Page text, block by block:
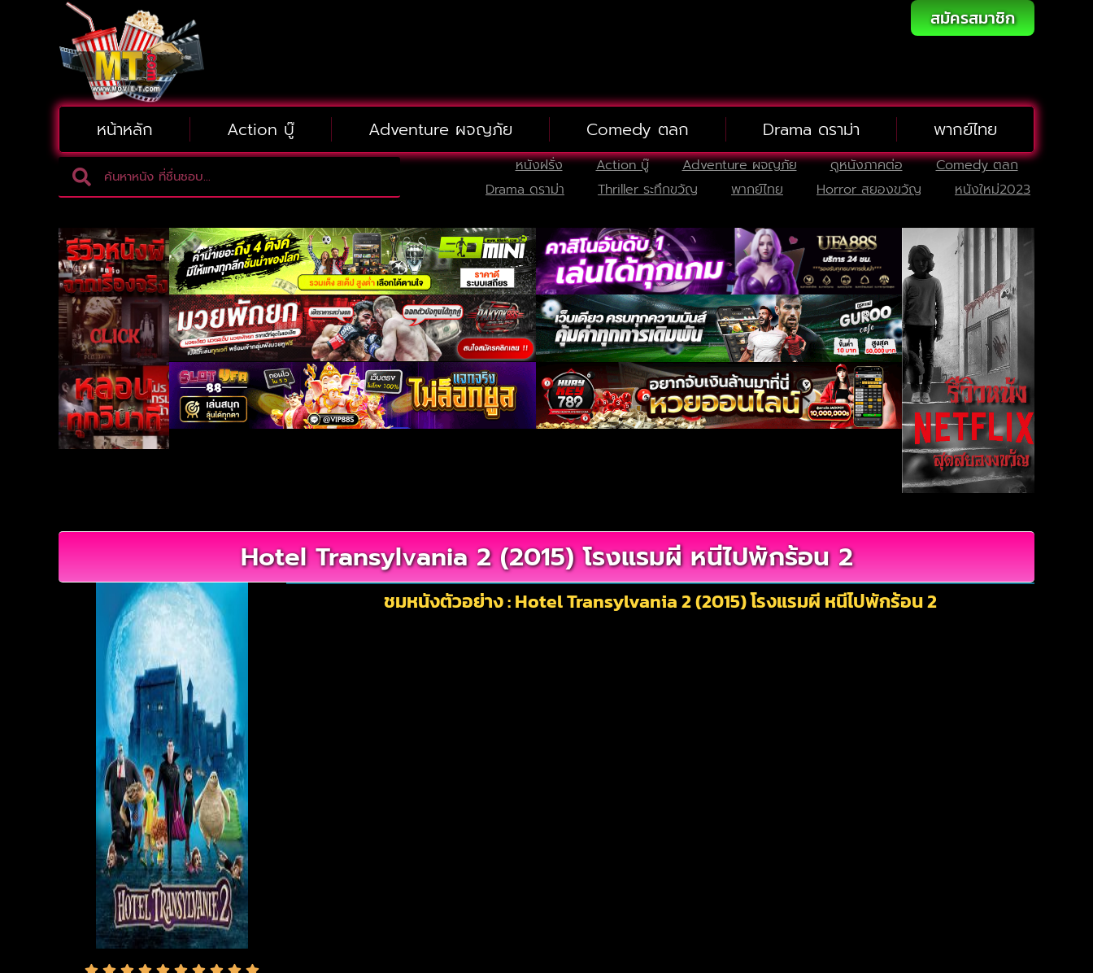
สมัครสมาชิก
หน้าหลัก Action บู๊ Adventure ผจญภัย Comedy ตลก Drama ดราม่า พากย์ไทย
หนังฝรั่ง Action บู๊ Adventure ผจญภัย ดูหนังภาคต่อ
Comedy ตลก
Drama ดราม่า
Thriller ระทึกขวัญ พากย์ไทย Horror สยองขวัญ หนังใหม่2023
Hotel Transylvania 2 (2015) โรงแรมผี หนีไปพักร้อน 2
ชมหนังตัวอย่าง : Hotel Transylvania 2 (2015) โรงแรมผี หนีไปพักร้อน 2